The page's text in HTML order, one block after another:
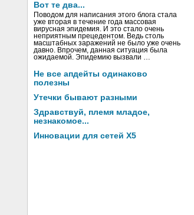
Вот те два...
Поводом для написания этого блога стала
уже вторая в течение года массовая
вирусная эпидемия. И это стало очень
неприятным прецедентом. Ведь столь
масштабных заражений не было уже очень
давно. Впрочем, данная ситуация была
ожидаемой. Эпидемию вызвали …
Не все апдейты одинаково
полезны
Утечки бывают разными
Здравствуй, племя младое,
незнакомое...
Инновации для сетей X5